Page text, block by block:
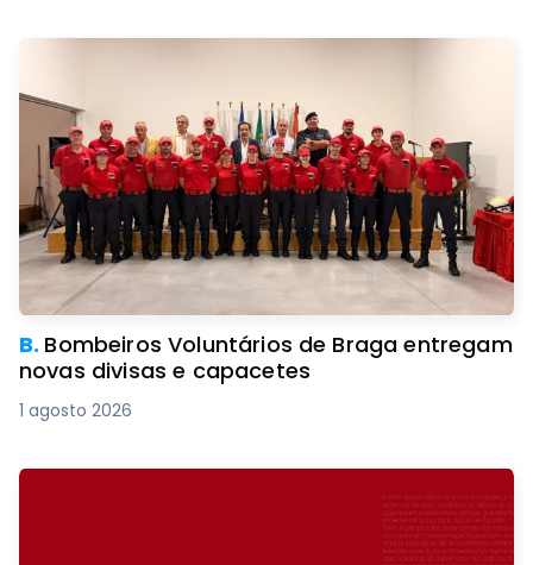
B. Bombeiros Voluntários de Braga entregam
novas divisas e capacetes
1 agosto 2026